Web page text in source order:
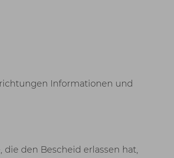
Informationen und
den Bescheid erlassen hat,